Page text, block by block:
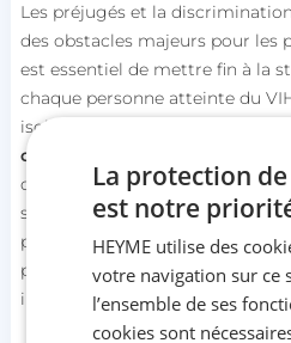
Les préjugés et la
des obstacles majeurs pour les
est essentiel de mettre fin à la
chaque personne atteinte du
isolement. Dans ce sens, la
contre le sida
sert de rappel,
de la solidarité et de l'inclusion
soutenant les initiatives visant à
promouvant le respect et
permet de bâtir une société
informée.
La protection
est notre
HEYME utilise des
votre navigation sur ce
l’ensemble de ses
cookies sont